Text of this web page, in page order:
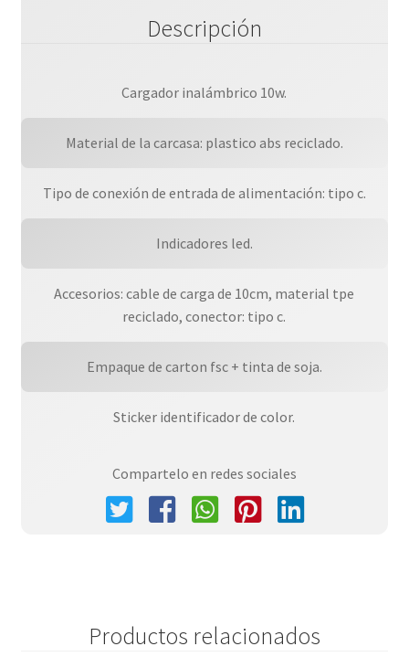
Descripción
Cargador inalámbrico 10w.
Material de la carcasa: plastico abs reciclado.
Tipo de conexión de entrada de alimentación: tipo c.
Indicadores led.
Accesorios: cable de carga de 10cm, material tpe
reciclado, conector: tipo c.
Empaque de carton fsc + tinta de soja.
Sticker identificador de color.
Compartelo en redes sociales
Productos relacionados